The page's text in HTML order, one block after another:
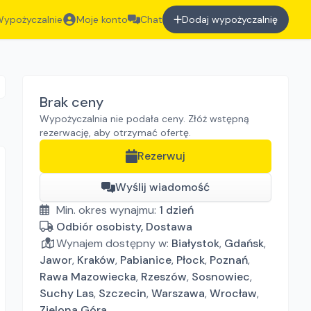
Moje konto Chat Dodaj wypożyczalnię
Brak ceny
Wypożyczalnia nie podała ceny. Złóż wstępną
rezerwację, aby otrzymać ofertę.
Rezerwuj
Wyślij wiadomość
Min. okres wynajmu: 1 dzień
Odbiór osobisty, Dostawa
Wynajem dostępny w: Białystok, Gdańsk,
Jawor, Kraków, Pabianice, Płock, Poznań,
Rawa Mazowiecka, Rzeszów, Sosnowiec,
Suchy Las, Szczecin,Warszawa,Wrocław,